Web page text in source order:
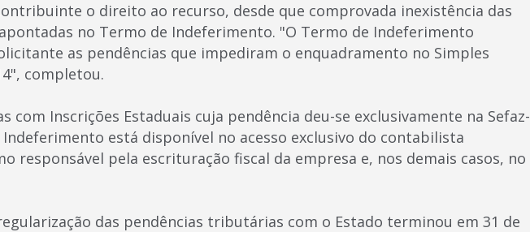
o direito ao recurso, desde que comprovada inexistência das
no Termo de Indeferimento. "O Termo de Indeferimento
as pendências que impediram o enquadramento no Simples
completou.
com Inscrições Estaduais cuja pendência deu-se exclusivamente na Sefaz-
está disponível no acesso exclusivo do contabilista
responsável pela escrituração fiscal da empresa e, nos demais casos, no
das pendências tributárias com o Estado terminou em 31 de